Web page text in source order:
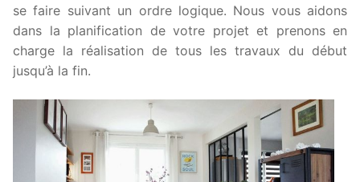
se faire suivant un ordre logique. Nous vous aidons
dans la planification de votre projet et prenons en
charge la réalisation de tous les travaux du début
jusqu’à la fin.